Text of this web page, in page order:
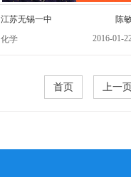
江苏无锡一中
陈
化学
2016-01-
首页 上一页